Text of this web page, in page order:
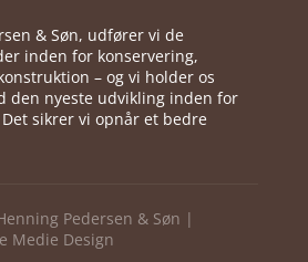
& Søn, udfører vi de
inden for konservering,
– og vi holder os
den nyeste udvikling inden for
sikrer vi opnår et bedre
Pedersen & Søn |
Medie Design